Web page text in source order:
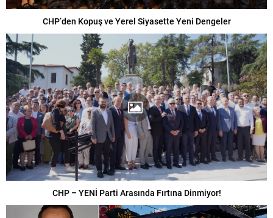
CHP’den Kopuş ve Yerel Siyasette Yeni Dengeler
CHP – YENİ Parti Arasında Fırtına Dinmiyor!